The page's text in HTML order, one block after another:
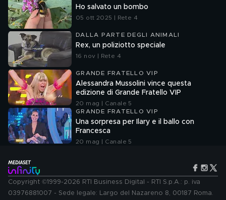
Ho salvato un bombo
05 ott 2025 | Rete 4
DALLA PARTE DEGLI ANIMALI
Rex, un poliziotto speciale
16 nov | Rete 4
GRANDE FRATELLO VIP
Alessandra Mussolini vince questa
edizione di Grande Fratello VIP
20 mag | Canale 5
GRANDE FRATELLO VIP
Una sorpresa per Ilary e il ballo con
Francesca
20 mag | Canale 5
Copyright ©1999-2026 RTI Business Digital - RTI S.p.A.: p. iva
03976881007 - Sede legale: Largo del Nazareno 8, 00187 Roma.